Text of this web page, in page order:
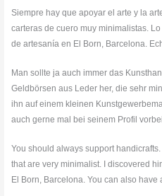
Siempre hay que apoyar el arte y la
carteras de cuero muy minimalistas.
de artesanía en El Born, Barcelona.
Man sollte ja auch immer das
Geldbörsen aus Leder her, die sehr
ihn auf einem kleinen
auch gerne mal bei seinem Profil
You should always support
that are very minimalist. I discovered
El Born, Barcelona. You can also have